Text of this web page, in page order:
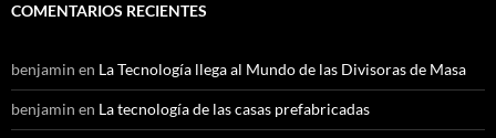
COMENTARIOS RECIENTES
benjamin en La Tecnología llega al Mundo de las Divisoras de Masa
benjamin en La tecnología de las casas prefabricadas